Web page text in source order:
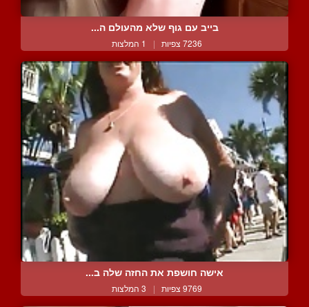
בייב עם גוף שלא מהעולם ה...
7236 צפיות | 1 המלצות
אישה חושפת את החזה שלה ב...
9769 צפיות | 3 המלצות